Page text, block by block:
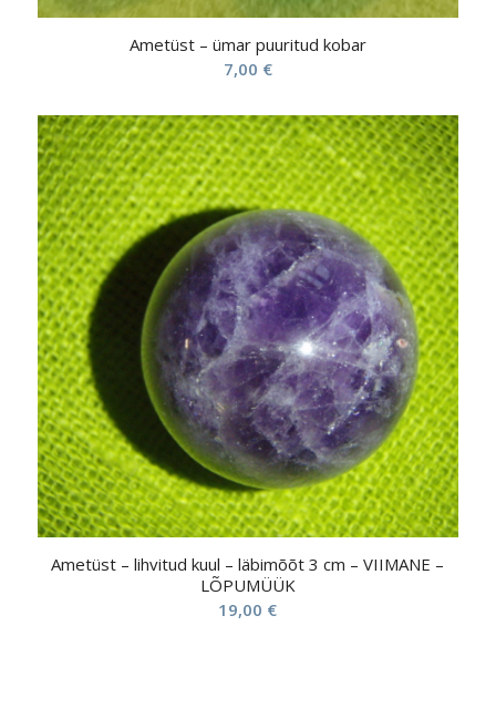
Ametüst – ümar puuritud kobar
7,00 €
Ametüst – lihvitud kuul – läbimõõt 3 cm – VIIMANE –
LÕPUMÜÜK
19,00 €